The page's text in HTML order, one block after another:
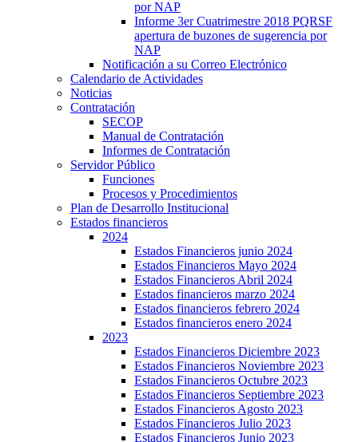
por NAP
Informe 3er Cuatrimestre 2018 PQRSF
apertura de buzones de sugerencia por
NAP
Notificación a su Correo Electrónico
Calendario de Actividades
Noticias
Contratación
SECOP
Manual de Contratación
Informes de Contratación
Servidor Público
Funciones
Procesos y Procedimientos
Plan de Desarrollo Institucional
Estados financieros
2024
Estados Financieros junio 2024
Estados Financieros Mayo 2024
Estados Financieros Abril 2024
Estados financieros marzo 2024
Estados financieros febrero 2024
Estados financieros enero 2024
2023
Estados Financieros Diciembre 2023
Estados Financieros Noviembre 2023
Estados Financieros Octubre 2023
Estados Financieros Septiembre 2023
Estados Financieros Agosto 2023
Estados Financieros Julio 2023
Estados Financieros Junio 2023